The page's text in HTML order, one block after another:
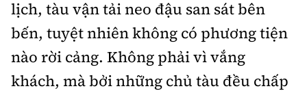
Đường thủy
Hàng hải
Đường sắt đô thị
Hỏi - Đáp
Lái xe an toàn
Chung tay vì ATGT
Y tế
Đời sống
Lao động - Công đoàn
Văn hóa
Showbiz
Điện ảnh
Thể thao
Bóng đá
Bình luận
Công nghệ
lịch, tàu vận tải neo đậu san sát bên
bến, tuyệt nhiên không có phương tiện
nào rời cảng. Không phải vì vắng
khách, mà bởi những chủ tàu đều chấp